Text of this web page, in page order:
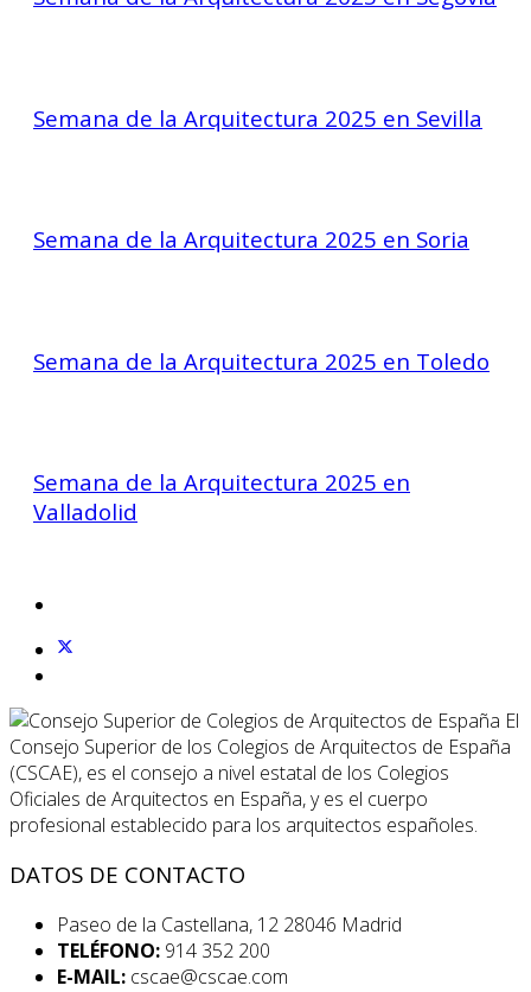
Semana de la Arquitectura 2025 en Sevilla
Semana de la Arquitectura 2025 en Soria
Semana de la Arquitectura 2025 en Toledo
Semana de la Arquitectura 2025 en
Valladolid
El
Consejo Superior de los Colegios de Arquitectos de España
(CSCAE), es el consejo a nivel estatal de los Colegios
Oficiales de Arquitectos en España, y es el cuerpo
profesional establecido para los arquitectos españoles.
DATOS DE CONTACTO
Paseo de la Castellana, 12 28046 Madrid
TELÉFONO: 914 352 200
E-MAIL: cscae@cscae.com